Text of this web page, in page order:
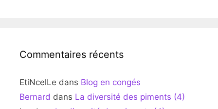
Commentaires récents
EtiNcelLe dans Blog en congés
Bernard dans La diversité des piments (4)